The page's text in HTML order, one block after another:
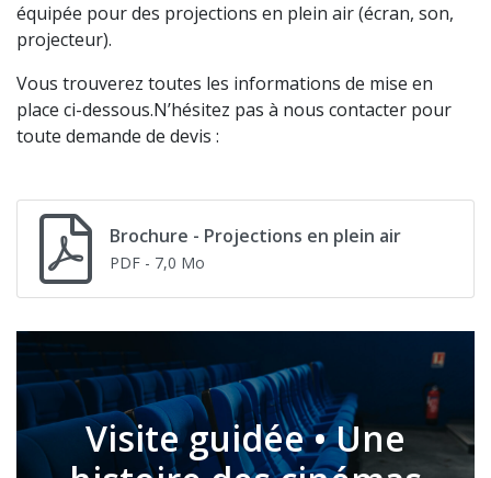
équipée pour des projections en plein air (écran, son,
projecteur).
Vous trouverez toutes les informations de mise en
place ci-dessous.N’hésitez pas à nous contacter pour
toute demande de devis :
Brochure - Projections en plein air
PDF - 7,0 Mo
Visite guidée • Une